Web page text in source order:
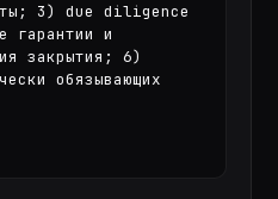
3) due diligence
гарантии и
закрытия; 6)
обязывающих